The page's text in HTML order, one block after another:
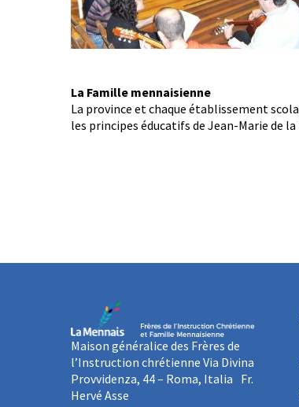
La Famille mennaisienne
La province et chaque établissement
les principes éducatifs de Jean-Marie de
Maison généralice des Frères de
l’Instruction chrétienne Via Divina
Provvidenza, 44 – Roma, Italia Fr.
Hervé Asse